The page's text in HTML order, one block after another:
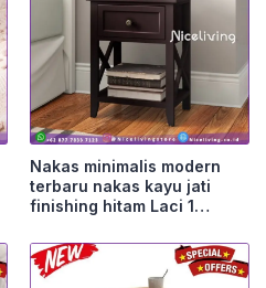
Nakas minimalis modern
terbaru nakas kayu jati
finishing hitam Laci 1